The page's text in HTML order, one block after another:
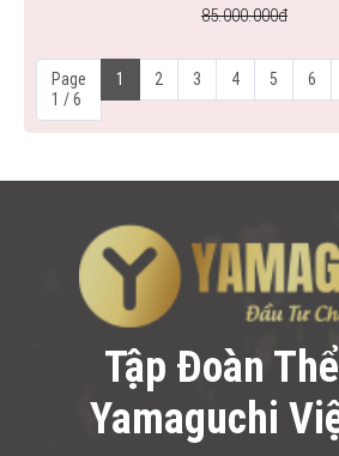
85.000.000đ
Page
1 / 6
1 2 3 4 5 6
Tập Đoàn
Yamaguchi